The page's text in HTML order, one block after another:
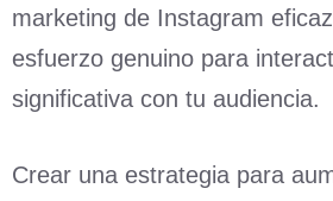
marketing de Instagram
esfuerzo genuino para
significativa con tu audiencia.
Crear una estrategia para